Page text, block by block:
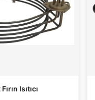
Isıtıcı